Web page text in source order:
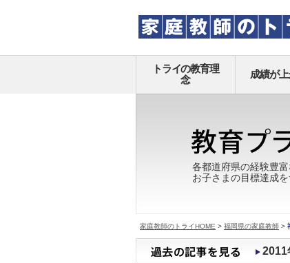
トライの教育理
念
成績が
各都道府県の経験豊
お子さまの目標達成
家庭教師のトライHOME > 福岡県の家庭教師 >
2011